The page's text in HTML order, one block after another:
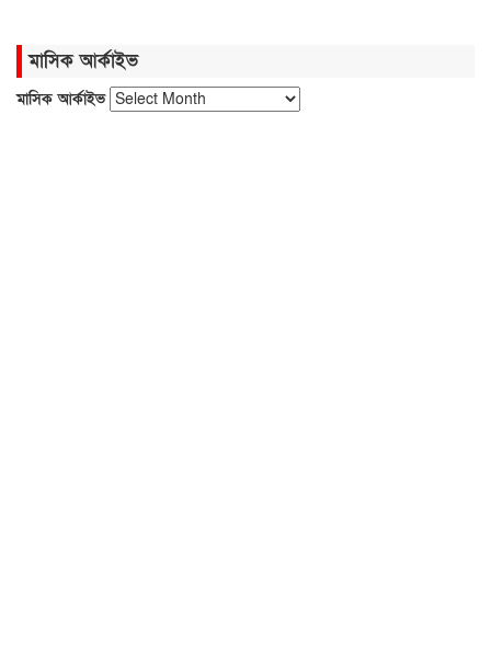
২৪ ঘণ্টায় ৫৭ মামলা, গ্রেপ্তার ৪৬৬ জন
মাসিক আর্কাইভ
মাসিক আর্কাইভ